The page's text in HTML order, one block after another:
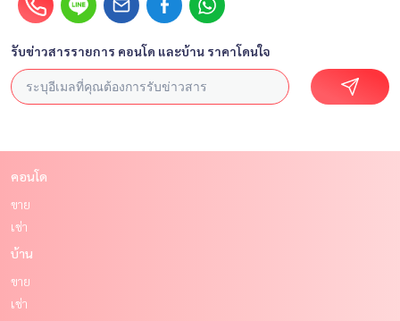
รับข่าวสารรายการ คอนโด และบ้าน ราคาโดนใจ
คอนโด
ขาย
เช่า
บ้าน
ขาย
เช่า